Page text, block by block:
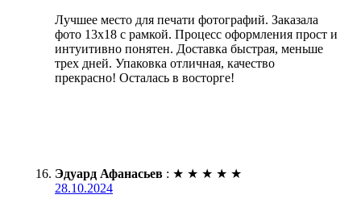
Лучшее место для печати фотографий. Заказала
фото 13х18 с рамкой. Процесс оформления прост и
интуитивно понятен. Доставка быстрая, меньше
трех дней. Упаковка отличная, качество
прекрасно! Осталась в восторге!
Эдуард Афанасьев : ★ ★ ★ ★ ★
28.10.2024